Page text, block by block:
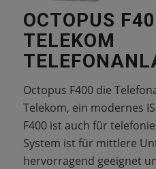
OCTOPUS
TELEKOM
Octopus F400 die
Telekom, ein modernes
F400 ist auch für
System ist für mittlere
hervorragend geeignet